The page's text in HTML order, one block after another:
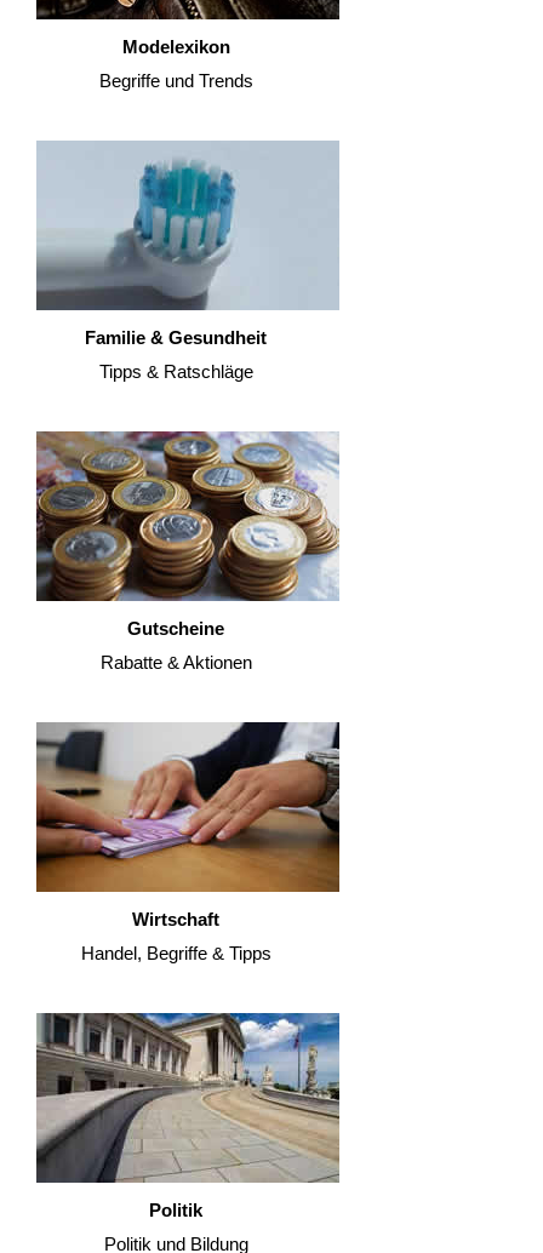
Modelexikon
Begriffe und Trends
Familie & Gesundheit
Tipps & Ratschläge
Gutscheine
Rabatte & Aktionen
Wirtschaft
Handel, Begriffe & Tipps
Politik
Politik und Bildung